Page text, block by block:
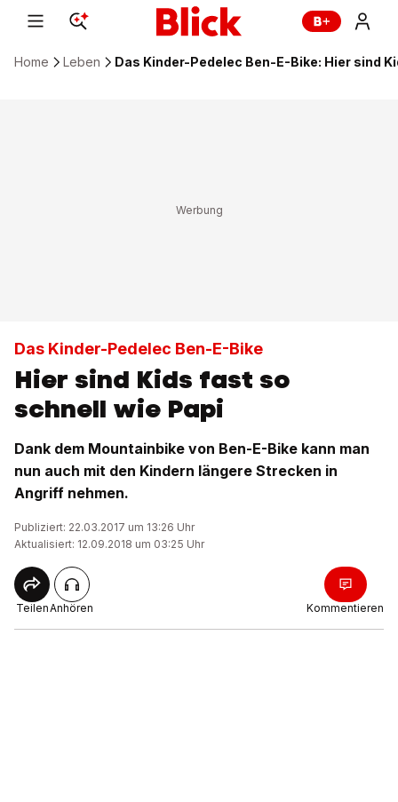
Home Leben Das Kinder-Pedelec Ben-E-Bike: Hier sind
Das Kinder-Pedelec Ben-E-Bike
Hier sind Kids fast so
schnell wie Papi
Dank dem Mountainbike von Ben-E-Bike kann man
nun auch mit den Kindern längere Strecken in
Angriff nehmen.
Publiziert: 22.03.2017 um 13:26 Uhr
Aktualisiert: 12.09.2018 um 03:25 Uhr
TeilenAnhören Kommentieren